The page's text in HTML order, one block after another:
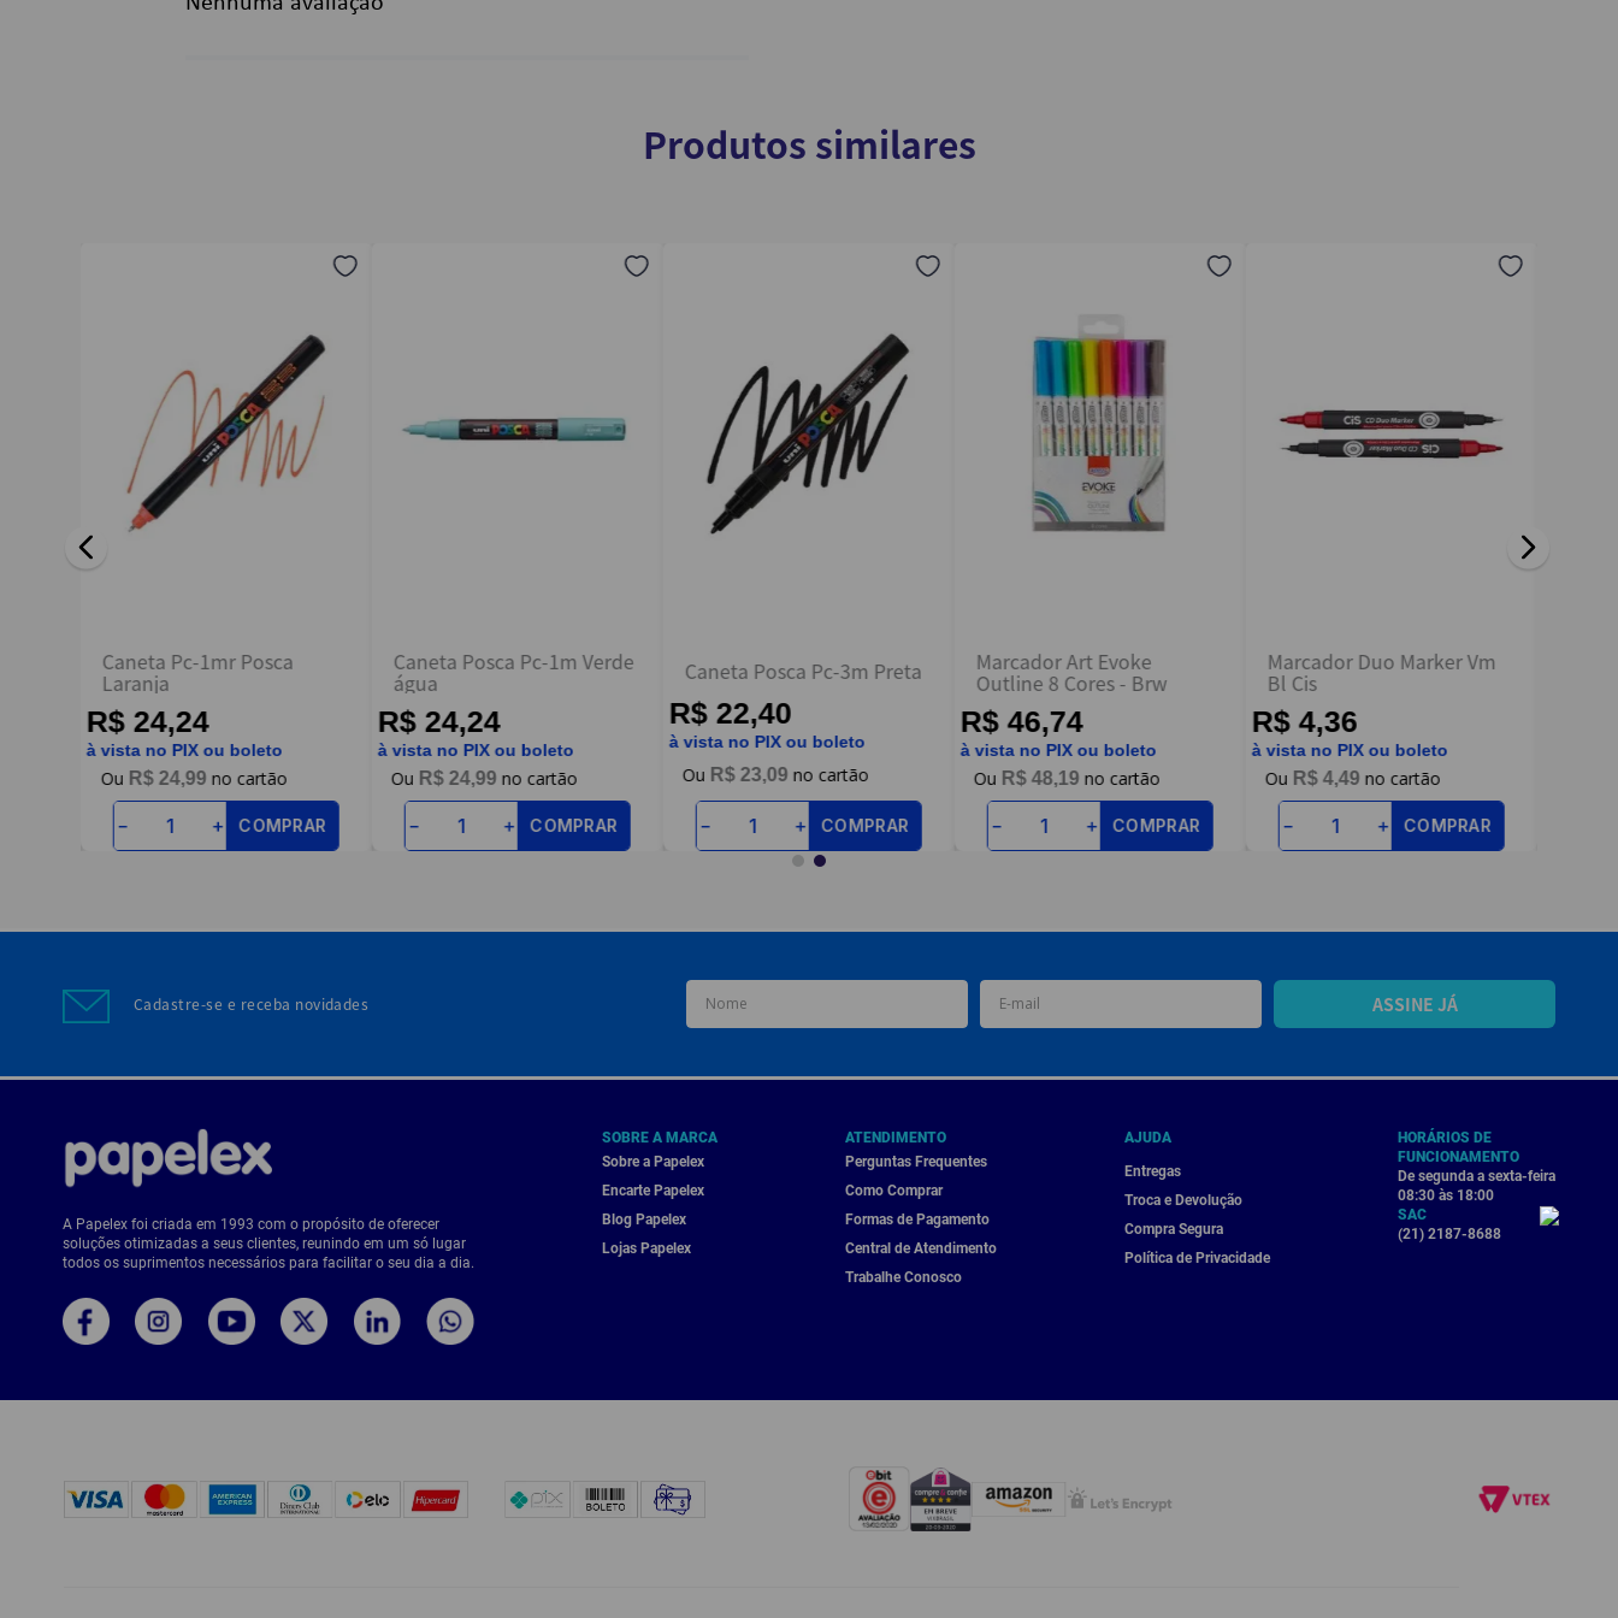
Título
Escreva uma avaliação
Produtos similares
Caneta Pc-1mr Posca
Laranja
R$ 24,24
à vista no PIX ou boleto
R$ 24,99
＋
－ COMPRAR
Caneta Posca Pc-1m Verde
água
R$ 24,24
à vista no PIX ou boleto
R$ 24,99
＋
－ COMPRAR
Caneta Posca Pc-3m Preta
R$ 22,40
à vista no PIX ou boleto
R$ 23,09
＋
－ COMPRAR
Marcador Art Evoke
Outline 8 Cores - Brw
R$ 46,74
à vista no PIX ou boleto
R$ 48,19
＋
－ COMPRAR
Marcador Duo Marker Vm
Bl Cis
R$ 4,36
à vista no PIX ou boleto
R$ 4,49
＋
－ COMPRAR
Cadastre-se e receba novidades ASSINE JÁ
A Papelex foi criada em 1993 com o propósito de oferecer
soluções otimizadas a seus clientes, reunindo em um só lugar
todos os suprimentos necessários para facilitar o seu dia a dia.
SOBRE A MARCA
Sobre a Papelex
Encarte Papelex
Blog Papelex
Lojas Papelex
ATENDIMENTO
Perguntas Frequentes
Como Comprar
Formas de Pagamento
Central de Atendimento
Trabalhe Conosco
AJUDA
Entregas
Troca e Devolução
Compra Segura
Política de Privacidade
HORÁRIOS DE
FUNCIONAMENTO
De segunda a sexta-feira
08:30 às 18:00
SAC
(21) 2187-8688